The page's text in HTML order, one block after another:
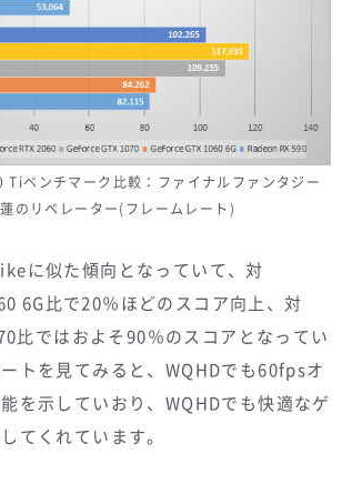
ベンチマーク比較：ファイナルファンタジー
のリベレーター(フレームレート)
に似た傾向となっていて、対
6G比で20％ほどのスコア向上、対
比ではおよそ90％のスコアとなってい
トを見てみると、WQHDでも60fpsオ
を示していおり、WQHDでも快適なゲ
てくれています。